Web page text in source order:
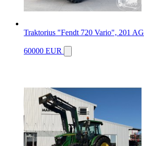
Traktorius "Fendt 720 Vario", 201 AG
60000 EUR